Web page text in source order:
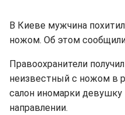
В Киеве мужчина
ножом. Об этом
Правоохранители
неизвестный с ножом в
салон иномарки девушку
направлении.